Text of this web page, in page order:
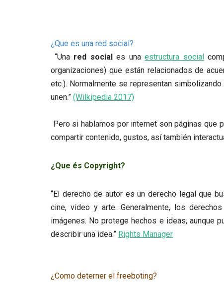
¿Que es una red social?
“Una red sociales unaestructura social
organizaciones) que están relacionados de
etc.). Normalmente se representan
unen.” (Wilkipedia 2017)
Pero si hablamos por internet son páginas que
compartir contenido, gustos, así también
¿Que és Copyright?
“El derecho de autor es un derecho legal que
cine, video y arte. Generalmente, los
imágenes. No protege hechos e ideas, aunque
describir una idea.” Rights Manager
¿Como deterner el freeboting?